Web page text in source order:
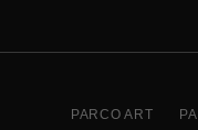
PARCO ART